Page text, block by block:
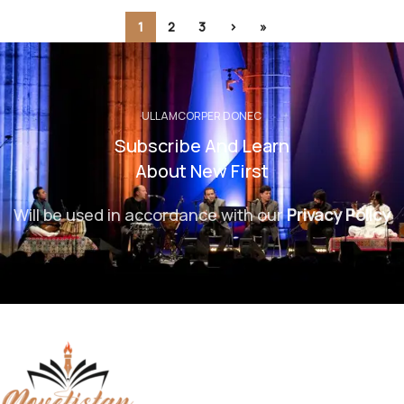
1 2 3 › »
ULLAMCORPER DONEC
Subscribe And Learn
About New First
Will be used in accordance with ourPrivacy Policy